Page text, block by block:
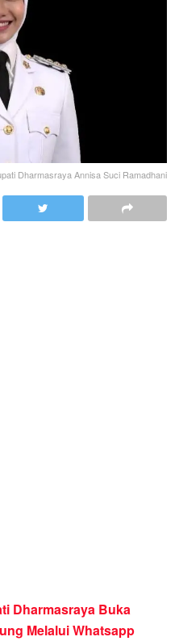
Dharmasraya Annisa Suci Ramadhani
Dharmasraya Buka
Melalui Whatsapp